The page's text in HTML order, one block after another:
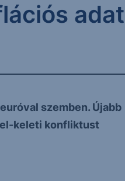
adat
szemben. Újabb
keleti konfliktust